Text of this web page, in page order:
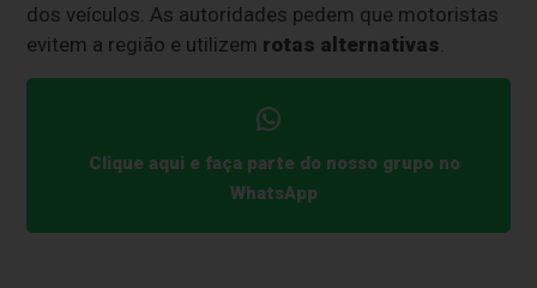
dos veículos. As autoridades pedem que motoristas
evitem a região e utilizem rotas alternativas
Clique aqui e faça parte do nosso grupo no
WhatsApp